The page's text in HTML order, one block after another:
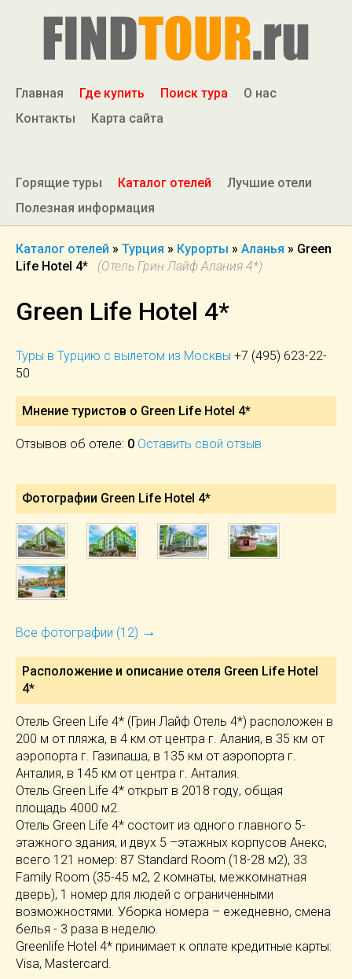
Главная Где купить Поиск тура
О нас
Контакты
Карта сайта
Горящие туры Каталог отелей
Лучшие отели
Полезная информация
Каталог отелей » Турция » Курорты » Аланья » Green
Life Hotel 4*
(Отель Грин Лайф Алания 4*)
Green Life Hotel 4*
Туры в Турцию с вылетом из Москвы +7 (495) 623-22-
50
Мнение туристов о Green Life Hotel 4*
Отзывов об отеле: 0 Оставить свой отзыв
Фотографии Green Life Hotel 4*
Все фотографии (12) →
Расположение и описание отеля Green Life Hotel
4*
Отель Green Life 4* (Грин Лайф Отель 4*) расположен в
200 м от пляжа, в 4 км от центра г. Алания, в 35 км от
аэропорта г. Газипаша, в 135 км от аэропорта г.
Анталия, в 145 км от центра г. Анталия.
Отель Green Life 4* открыт в 2018 году, общая
площадь 4000 м2.
Отель Green Life 4* состоит из одного главного 5-
этажного здания, и двух 5 –этажных корпусов Анекс,
всего 121 номер: 87 Standard Room (18-28 м2), 33
Family Room (35-45 м2, 2 комнаты, межкомнатная
дверь), 1 номер для людей с ограниченными
возможностями. Уборка номера – ежедневно, смена
белья - 3 раза в неделю.
Greenlife Hotel 4* принимает к оплате кредитные карты:
Visa, Mastercard.